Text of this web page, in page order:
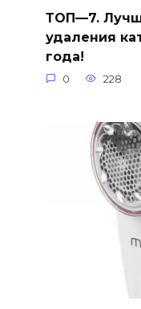
ТОП—7.
удаления
года!
0 228